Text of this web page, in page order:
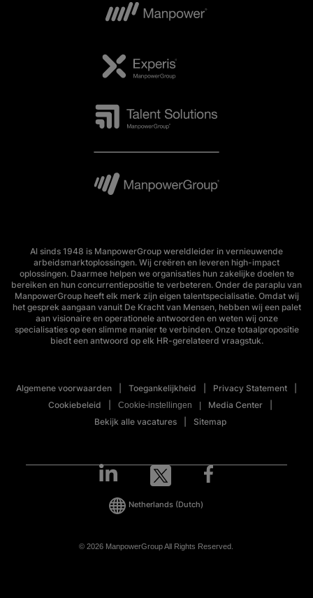
Al sinds 1948 is ManpowerGroup wereldleider in vernieuwende
arbeidsmarktoplossingen. Wij creëren en leveren high-impact
oplossingen. Daarmee helpen we organisaties hun zakelijke doelen te
bereiken en hun concurrentiepositie te verbeteren. Onder de paraplu van
ManpowerGroup heeft elk merk zijn eigen talentspecialisatie. Omdat wij
het gesprek aangaan vanuit De Kracht van Mensen, hebben wij een palet
aan visionaire en operationele antwoorden en weten wij onze
specialisaties op een slimme manier te verbinden. Onze totaalpropositie
biedt een antwoord op elk HR-gerelateerd vraagstuk.
Algemene voorwaarden Toegankelijkheid
Privacy Statement
Cookiebeleid
Cookie-instellingen
Media Center
Bekijk alle vacatures
Sitemap
© 2026 ManpowerGroup All Rights Reserved.
Netherlands (Dutch)